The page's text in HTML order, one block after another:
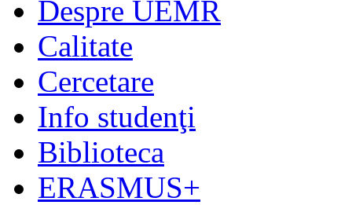
Despre UEMR
Calitate
Cercetare
Info studenţi
Biblioteca
ERASMUS+